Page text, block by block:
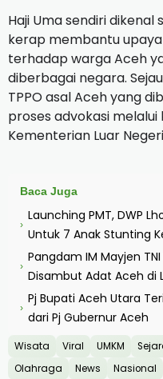
Haji Uma sendiri dikenal
kerap membantu
terhadap warga Aceh
diberbagai negara.
TPPO asal Aceh yang
proses advokasi
Kementerian Luar Negeri
Baca Juga
›
Launching PMT, DWP
Untuk 7 Anak Stunting
›
Pangdam IM Mayjen
Disambut Adat Aceh di
›
Pj Bupati Aceh Utara
dari Pj Gubernur Aceh
Wisata Viral UMKM
Olahraga
News Nasional